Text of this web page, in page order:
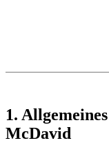
1.
McDavid